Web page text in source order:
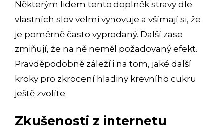
Některým lidem tento doplněk stravy dle
vlastních slov velmi vyhovuje a všímají si, že
je poměrně často vyprodaný. Další zase
zmiňují, že na ně neměl požadovaný efekt.
Pravděpodobně záleží i na tom, jaké další
kroky pro zkrocení hladiny krevního cukru
ještě zvolíte.
Zkušenosti z internetu